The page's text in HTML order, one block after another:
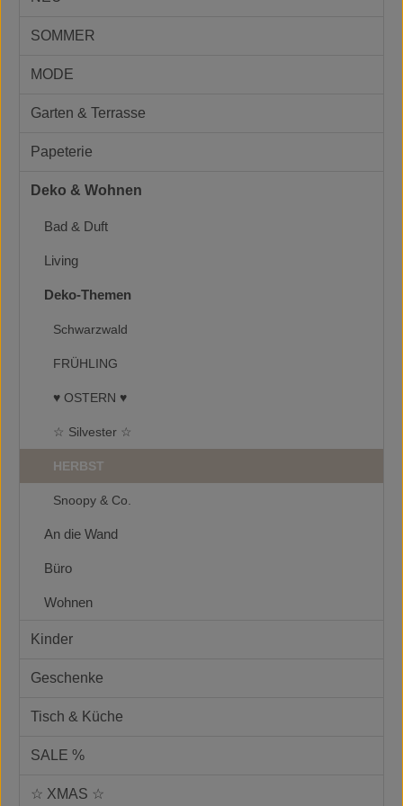
SOMMER
MODE
Garten & Terrasse
Papeterie
Deko & Wohnen
Bad & Duft
Living
Deko-Themen
Schwarzwald
FRÜHLING
♥ OSTERN ♥
☆ Silvester ☆
HERBST
Snoopy & Co.
An die Wand
Büro
Wohnen
Kinder
Geschenke
Tisch & Küche
SALE %
☆ XMAS ☆